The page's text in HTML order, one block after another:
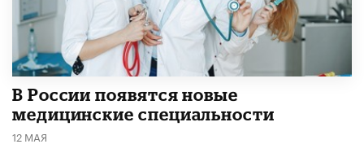
В России появятся новые
медицинские специальности
12 МАЯ